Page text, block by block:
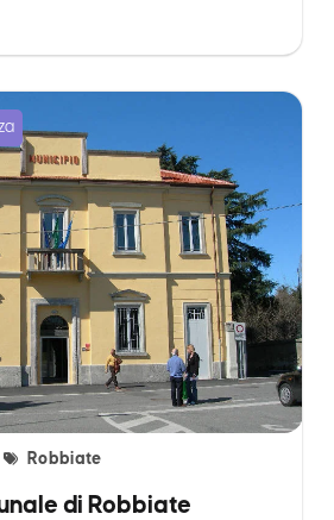
di Robbiate
Robbiate